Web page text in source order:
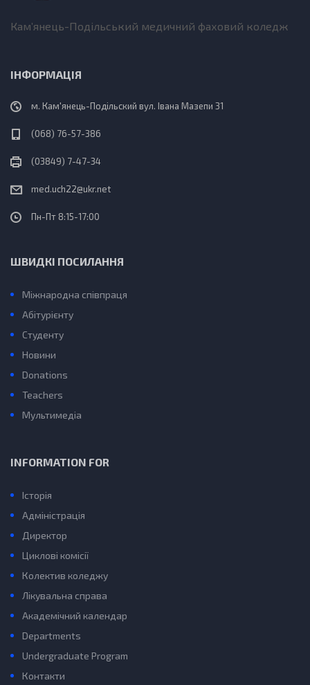
Кам’янець-Подільський медичний фаховий коледж
ІНФОРМАЦІЯ
м. Кам'янець-Подільский вул. Івана Мазепи 31
(068) 76-57-386
(03849) 7-47-34
med.uch22@ukr.net
Пн-Пт 8:15-17:00
ШВИДКІ ПОСИЛАННЯ
Міжнародна співпраця
Абітурієнту
Студенту
Новини
Donations
Teachers
Мультимедіа
INFORMATION FOR
Історія
Адміністрація
Директор
Циклові комісії
Колектив коледжу
Лікувальна справа
Академічний календар
Departments
Undergraduate Program
Контакти